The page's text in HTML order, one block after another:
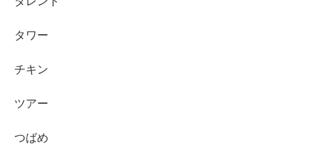
タワー
チキン
ツアー
つばめ